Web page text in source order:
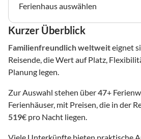
Ferienhaus auswählen
Kurzer Überblick
Familienfreundlichweltweiteignet
Reisende, die Wert auf Platz,
Planung legen.
Zur Auswahl stehen über47+
Ferienhäuser, mit Preisen, die in der
519€ pro Nacht liegen.